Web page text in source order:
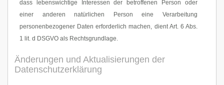
dass lebenswichtige Interessen der betroffenen Person oder
einer anderen natürlichen Person eine Verarbeitung
personenbezogener Daten erforderlich machen, dient Art. 6 Abs.
1 lit. d DSGVO als Rechtsgrundlage.
Änderungen und Aktualisierungen der
Datenschutzerklärung